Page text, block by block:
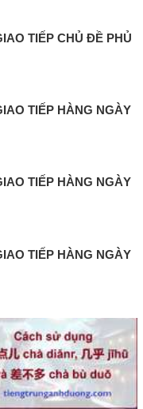
TIẾP CHỦ ĐỀ PHỦ
TIẾP HÀNG NGÀY
TIẾP HÀNG NGÀY
TIẾP HÀNG NGÀY